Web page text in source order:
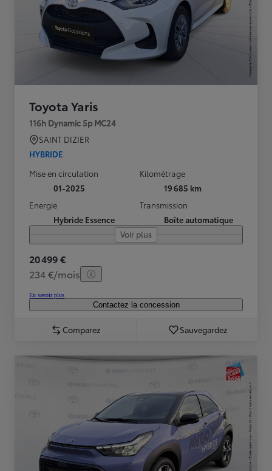
Toyota Yaris
116h Dynamic 5p MC24
SAINT DIZIER
HYBRIDE
Mise en circulation
01-2025
Kilométrage
19 685 km
Energie
Hybride Essence
Transmission
Boîte automatique
Voir plus
20 499 €
234 €/mois
En savoir plus
Contactez la concession
Comparez Sauvegardez